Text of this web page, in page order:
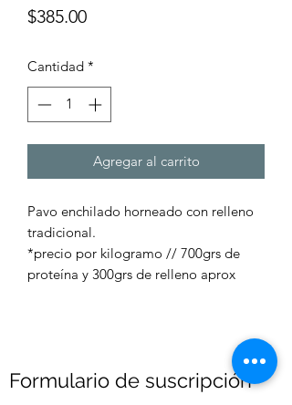
$385.00Precio
Cantidad *
Agregar al carrito
Pavo enchilado horneado con relleno
tradicional.
*precio por kilogramo // 700grs de
proteína y 300grs de relleno aprox
Formulario de suscripción